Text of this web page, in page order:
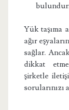
Yük taşıma
ağır
sağlar.
dikkat
şirketle
sorularınızı